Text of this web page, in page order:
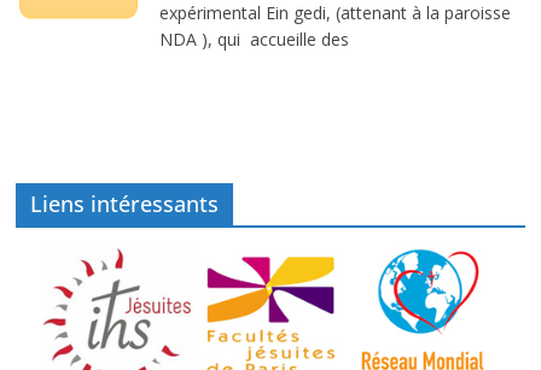
expérimental Ein gedi, (attenant à la paroisse
NDA ), qui accueille des
Liens intéressants